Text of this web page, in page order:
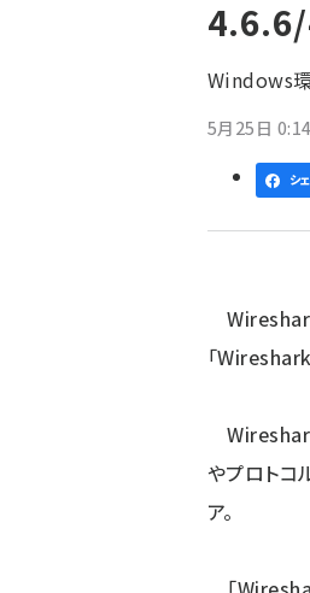
く
ず
4.6.6/
Windows
5月25日 0:14
シ
「
やプロトコ
ア。